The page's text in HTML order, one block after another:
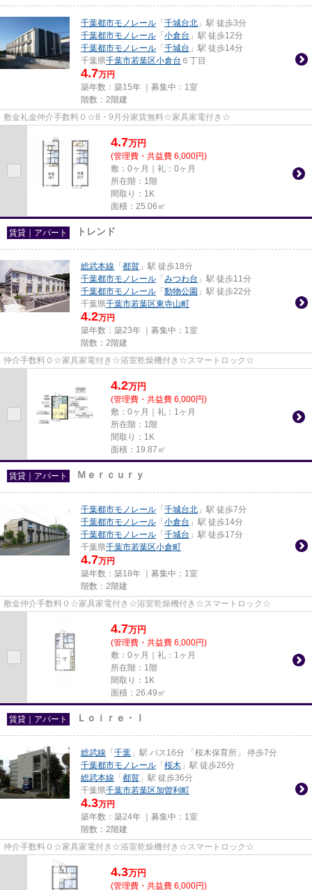
千葉都市モノレール 「 千城台北 」駅 徒歩3分
千葉都市モノレール 「 小倉台 」駅 徒歩12分
千葉都市モノレール 「 千城台 」駅 徒歩14分
千葉県千葉市若葉区小倉台 ６丁目
4.7万円
築年数：築15年 ｜募集中： 1室
階数：2階建
敷金礼金仲介手数料０☆8・9月分家賃無料☆家具家電付き☆
4.7万円
(管理費・共益費 6,000円)
敷：0ヶ月｜礼：0ヶ月
所在階：1階
間取り：1K
面積：25.06㎡
賃貸｜アパート トレンド
総武本線 「 都賀 」駅 徒歩18分
千葉都市モノレール 「 みつわ台 」駅 徒歩11分
千葉都市モノレール 「 動物公園 」駅 徒歩22分
千葉県千葉市若葉区東寺山町
4.2万円
築年数：築23年 ｜募集中： 1室
階数：2階建
仲介手数料０☆家具家電付き☆浴室乾燥機付き☆スマートロック☆
4.2万円
(管理費・共益費 6,000円)
敷：0ヶ月｜礼：1ヶ月
所在階：1階
間取り：1K
面積：19.87㎡
賃貸｜アパート Ｍｅｒｃｕｒｙ
千葉都市モノレール 「 千城台北 」駅 徒歩7分
千葉都市モノレール 「 小倉台 」駅 徒歩14分
千葉都市モノレール 「 千城台 」駅 徒歩17分
千葉県千葉市若葉区小倉町
4.7万円
築年数：築18年 ｜募集中： 1室
階数：2階建
敷金仲介手数料０☆家具家電付き☆浴室乾燥機付き☆スマートロック☆
4.7万円
(管理費・共益費 6,000円)
敷：0ヶ月｜礼：1ヶ月
所在階：1階
間取り：1K
面積：26.49㎡
賃貸｜アパート Ｌｏｉｒｅ・Ｉ
総武線 「 千葉 」駅 バス16分 「桜木保育所」 停歩7分
千葉都市モノレール 「 桜木 」駅 徒歩26分
総武本線 「 都賀 」駅 徒歩36分
千葉県千葉市若葉区加曽利町
4.3万円
築年数：築24年 ｜募集中： 1室
階数：2階建
仲介手数料０☆家具家電付き☆浴室乾燥機付き☆スマートロック☆
4.3万円
(管理費・共益費 6,000円)